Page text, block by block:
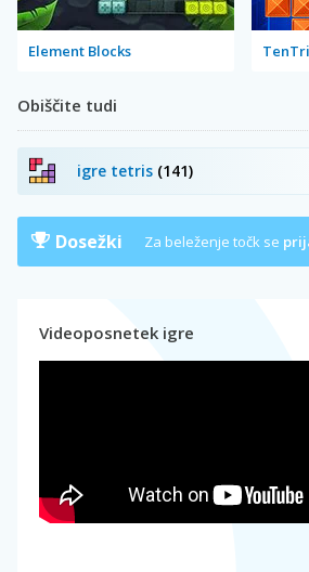
Element Blocks
Obiščite tudi
igre tetris (141)
Dosežki Za beleženje točk se
Videoposnetek igre